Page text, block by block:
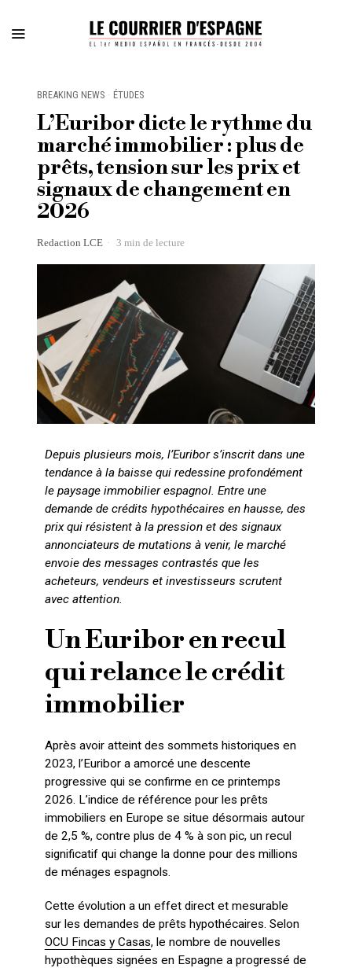
BREAKING NEWS · ÉTUDES
L’Euribor dicte le rythme du
marché immobilier : plus de
prêts, tension sur les prix et
signaux de changement en
2026
Redaction LCE 3 min de lecture
Depuis plusieurs mois, l’Euribor s’inscrit dans une
tendance à la baisse qui redessine profondément
le paysage immobilier espagnol. Entre une
demande de crédits hypothécaires en hausse, des
prix qui résistent à la pression et des signaux
annonciateurs de mutations à venir, le marché
envoie des messages contrastés que les
acheteurs, vendeurs et investisseurs scrutent
avec attention.
Un Euribor en recul
qui relance le crédit
immobilier
Après avoir atteint des sommets historiques en
2023, l’Euribor a amorcé une descente
progressive qui se confirme en ce printemps
2026. L’indice de référence pour les prêts
immobiliers en Europe se situe désormais autour
de 2,5 %, contre plus de 4 % à son pic, un recul
significatif qui change la donne pour des millions
de ménages espagnols.
Cette évolution a un effet direct et mesurable
sur les demandes de prêts hypothécaires. Selon
OCU Fincas y Casas, le nombre de nouvelles
hypothèques signées en Espagne a progressé de